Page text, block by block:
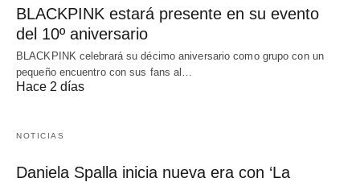
BLACKPINK estará presente en su evento
del 10º aniversario
BLACKPINK celebrará su décimo aniversario como grupo con un
pequeño encuentro con sus fans al…
Hace 2 días
NOTICIAS
Daniela Spalla inicia nueva era con ‘La